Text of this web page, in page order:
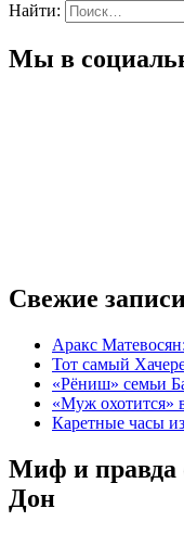
Найти:
Мы в
Свежие
Аракс
Тот самый
«Рёниш» семьи
«Муж охотится»
Каретные часы
Миф и правда
Дон